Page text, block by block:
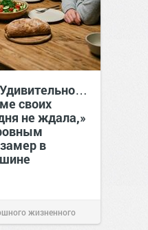
своих
не ждала,»
в
жизненного